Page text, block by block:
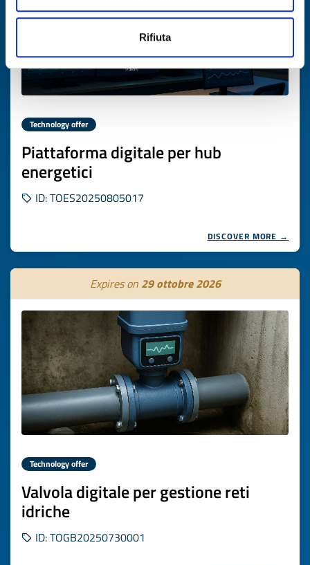
Rifiuta
Technology offer
Piattaforma digitale per hub
energetici
ID: TOES20250805017
DISCOVER MORE →
Expires on 29 ottobre 2026
Technology offer
Valvola digitale per gestione reti
idriche
ID: TOGB20250730001